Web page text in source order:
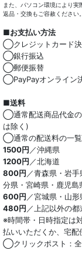
また、パソコン環境により
返品・交換もご容赦ください。
■お支払い方法
◯クレジットカード決
◯銀行振込
◯郵便振替
◯PayPayオンライン
■送料
◯通常配送商品代金
は除く)
◯通常の配送料の一
1500円 ／沖縄県
1200円 ／北海道
800円 ／青森県・岩
分県・宮崎県・鹿児島
600円 ／宮城県・山
480円 ／上記以外の
※時間帯・日時指定は
払いいただくか、宅配
◯クリックポスト：